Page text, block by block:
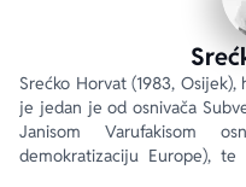
Srećko Horvat (1983,
je jedan je od osnivača
Janisom Varufakisom
demokratizaciju Europe),